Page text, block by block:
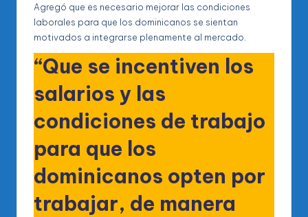
Agregó que es necesario mejorar las condiciones
laborales para que los dominicanos se sientan
motivados a integrarse plenamente al mercado.
“Que se incentiven los
salarios y las
condiciones de trabajo
para que los
dominicanos opten por
trabajar, de manera